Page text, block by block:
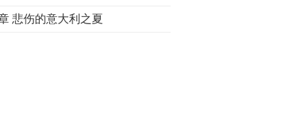
悲伤的意大利之夏